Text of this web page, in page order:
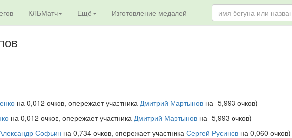
КЛБМатч Ещё Изготовление медалей
на 0,012 очков, опережает участника Дмитрий Мартынов на -5,993 очков)
на 0,012 очков, опережает участника Дмитрий Мартынов на -5,993 очков)
Софьин на 0,734 очков, опережает участника Сергей Русинов на 0,060 очков)